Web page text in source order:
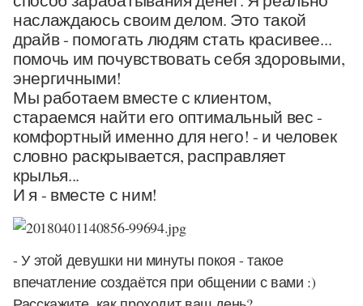
наслаждаюсь своим делом. Это такой
драйв - помогать людям стать красивее...
помочь им почувствовать себя здоровыми,
энергичными!
Мы работаем вместе с клиентом,
стараемся найти его оптимальный вес -
комфортный именно для него! - и человек
словно раскрывается, расправляет
крылья...
И я - вместе с ним!
- У этой девушки ни минуты покоя - такое
впечатление создаётся при общении с вами :)